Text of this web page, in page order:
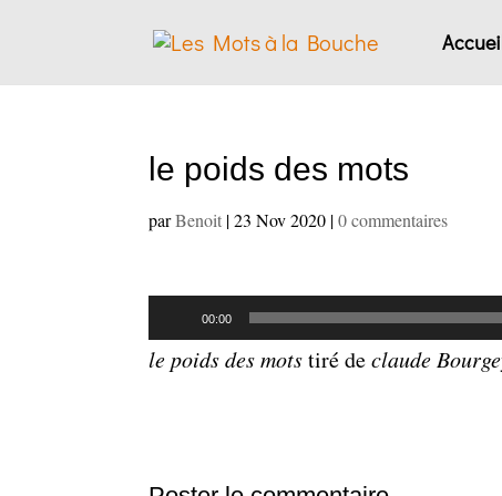
le poids des mots
parBenoit |23 Nov 2020 |0 commentaires
Lecteur
audio
00:00
le poids des motstiré declaude